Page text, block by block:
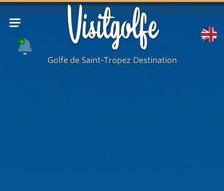
4 Visitgolfe
Golfe de Saint-Tropez Destination
Accroche